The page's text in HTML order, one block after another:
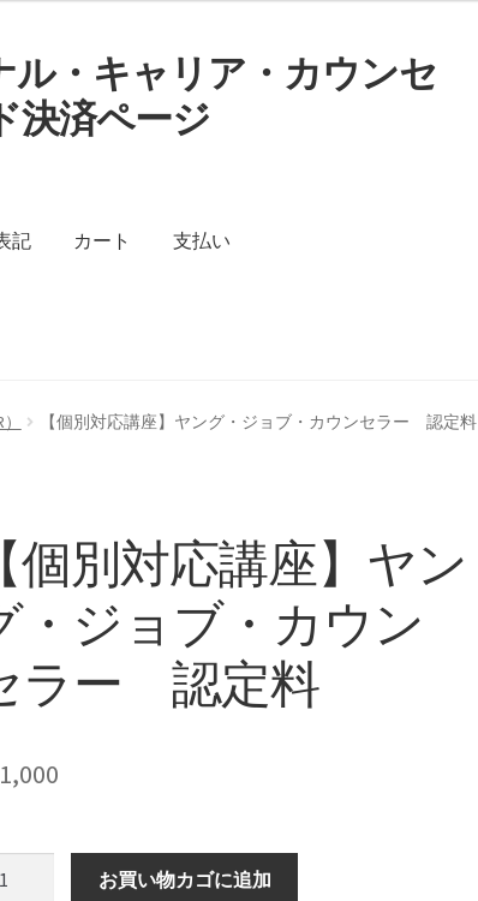
・キャリア・カウンセ
済ページ
記 カート 支払い
支払いプライバシーポリシー
【個別対応講座】ヤング・ジョブ・カウンセラー 認定料
【個別対応講座】ヤン
・ジョブ・カウン
ラー 認定料
お買い物カゴに追加